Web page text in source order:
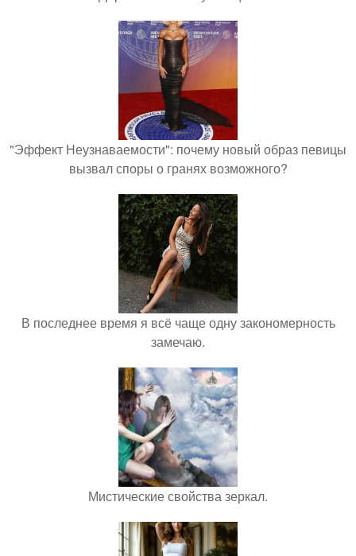
"Эффект Неузнаваемости": почему новый образ певицы
вызвал споры о гранях возможного?
В последнее время я всё чаще одну закономерность
замечаю.
Мистические свойства зеркал.